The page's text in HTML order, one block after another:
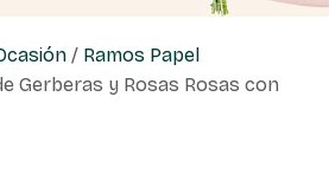
/ Ramos Papel
Gerberas y Rosas Rosas con